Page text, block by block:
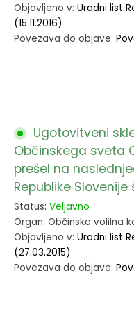
Objavljeno v: Uradni list
(15.11.2016)
Povezava do objave:
Ugotovitveni
Občinskega sveta
prešel na
Republike Slovenije
Status: Veljavno
Organ: Občinska volilna
Objavljeno v: Uradni list
(27.03.2015)
Povezava do objave: